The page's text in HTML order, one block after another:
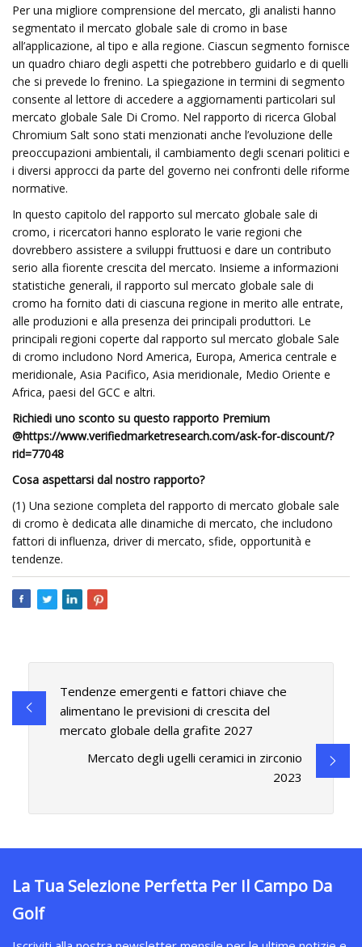
Per una migliore comprensione del mercato, gli analisti hanno
segmentato il mercato globale sale di cromo in base
all’applicazione, al tipo e alla regione. Ciascun segmento fornisce
un quadro chiaro degli aspetti che potrebbero guidarlo e di quelli
che si prevede lo frenino. La spiegazione in termini di segmento
consente al lettore di accedere a aggiornamenti particolari sul
mercato globale Sale Di Cromo. Nel rapporto di ricerca Global
Chromium Salt sono stati menzionati anche l’evoluzione delle
preoccupazioni ambientali, il cambiamento degli scenari politici e
i diversi approcci da parte del governo nei confronti delle riforme
normative.
In questo capitolo del rapporto sul mercato globale sale di
cromo, i ricercatori hanno esplorato le varie regioni che
dovrebbero assistere a sviluppi fruttuosi e dare un contributo
serio alla fiorente crescita del mercato. Insieme a informazioni
statistiche generali, il rapporto sul mercato globale sale di
cromo ha fornito dati di ciascuna regione in merito alle entrate,
alle produzioni e alla presenza dei principali produttori. Le
principali regioni coperte dal rapporto sul mercato globale Sale
di cromo includono Nord America, Europa, America centrale e
meridionale, Asia Pacifico, Asia meridionale, Medio Oriente e
Africa, paesi del GCC e altri.
Richiedi uno sconto su questo rapporto Premium
@https://www.verifiedmarketresearch.com/ask-for-discount/?
rid=77048
Cosa aspettarsi dal nostro rapporto?
(1) Una sezione completa del rapporto di mercato globale sale
di cromo è dedicata alle dinamiche di mercato, che includono
fattori di influenza, driver di mercato, sfide, opportunità e
tendenze.
Tendenze emergenti e fattori chiave che
alimentano le previsioni di crescita del
mercato globale della grafite 2027
Mercato degli ugelli ceramici in zirconio
2023
La Tua Selezione Perfetta Per Il Campo Da
Golf